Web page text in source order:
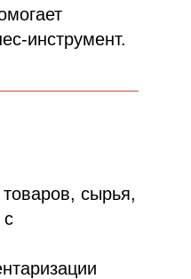
инструмент.
сырья,
с